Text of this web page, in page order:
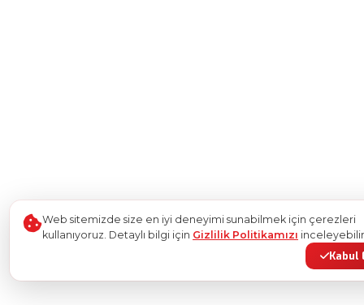
Web sitemizde size en iyi deneyimi sunabilmek için çerezleri
kullanıyoruz. Detaylı bilgi için Gizlilik Politikamızı
Kabul